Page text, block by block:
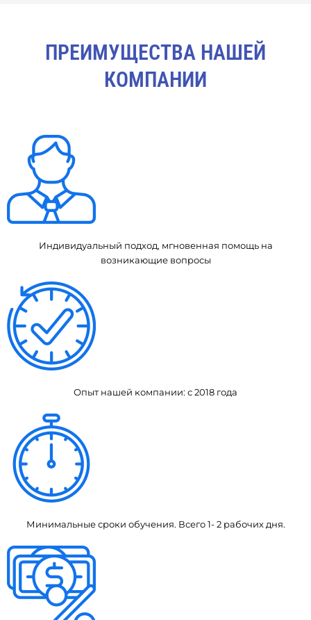
ПРЕИМУЩЕСТВА НАШЕЙ
КОМПАНИИ
Индивидуальный подход, мгновенная помощь на
возникающие вопросы
Опыт нашей компании: с 2018 года
Минимальные сроки обучения. Всего 1- 2 рабочих дня.